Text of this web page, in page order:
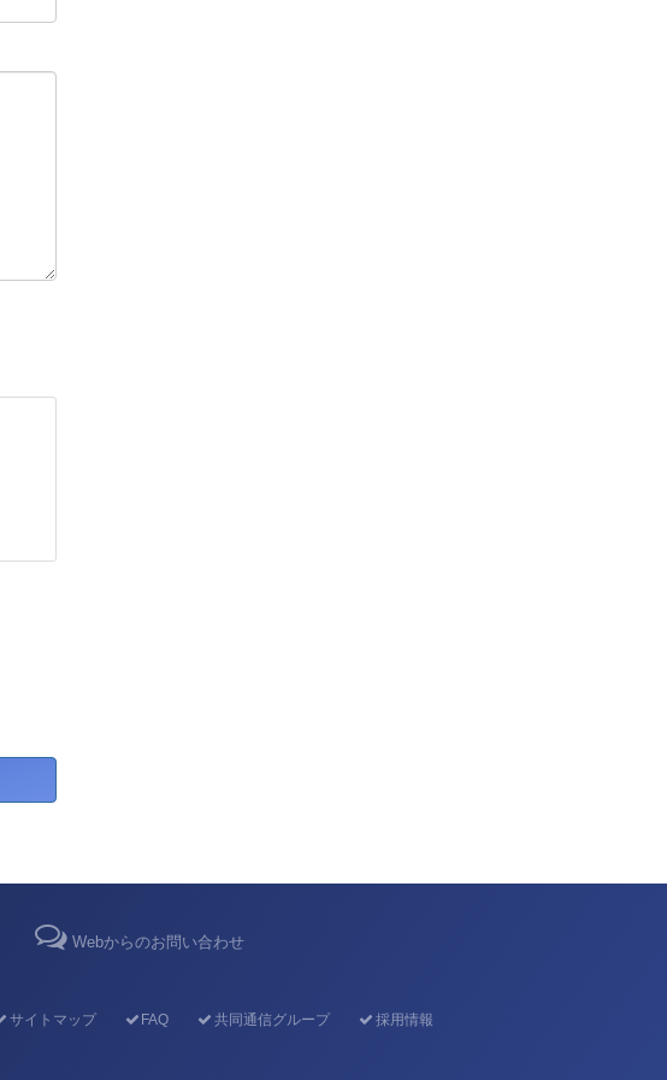
Webからのお問い合わせ
サイトマップ FAQ 共同通信グループ 採用情報